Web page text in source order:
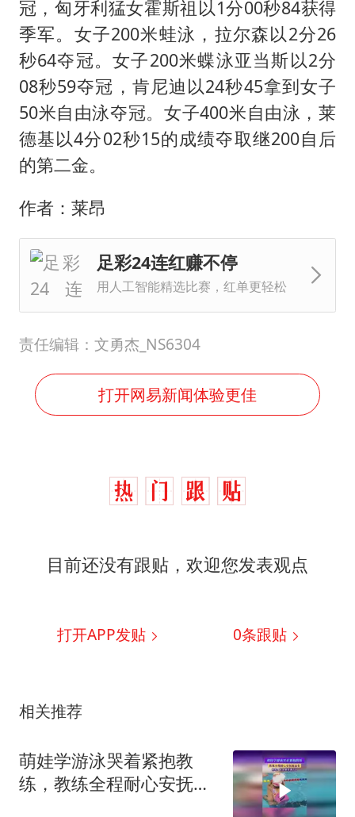
冠，匈牙利猛女霍斯祖以1分00秒84获得
季军。女子200米蛙泳，拉尔森以2分26
秒64夺冠。女子200米蝶泳亚当斯以2分
08秒59夺冠，肯尼迪以24秒45拿到女子
50米自由泳夺冠。女子400米自由泳，莱
德基以4分02秒15的成绩夺取继200自后
的第二金。
作者：莱昂
足彩24连红赚不停
用人工智能精选比赛，红单更轻松
责任编辑：文勇杰_NS6304
打开网易新闻体验更佳
目前还没有跟贴，欢迎您发表观点
打开APP发贴 0条跟贴
相关推荐
萌娃学游泳哭着紧抱教
练，教练全程耐心安抚超